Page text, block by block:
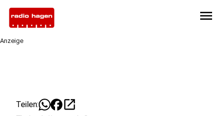
menu
Anzeige
Teilen: open_in_new